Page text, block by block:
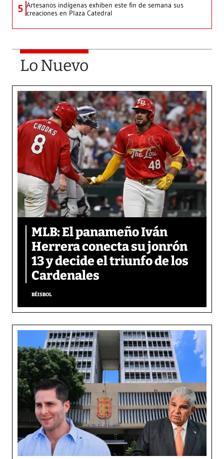
5 Artesanos indígenas exhiben este fin de semana sus
creaciones en Plaza Catedral
Lo Nuevo
MLB: El panameño Iván
Herrera conecta su jonrón
13 y decide el triunfo de los
Cardenales
BÉISBOL